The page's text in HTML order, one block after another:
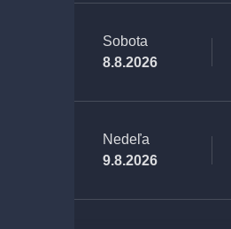
Sobota
8.8.2026
Nedeľa
9.8.2026